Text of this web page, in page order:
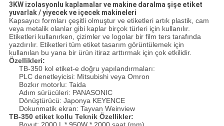
3KW izolasyonlu kaplamalar ve makine daralma şişe etiket
yuvarlak / yiyecek ve içecek makineleri
Kapsayıcı formları çeşitli olmuştur ve etiketleri artık plastik, cam
veya metalik olanlar gibi kaplar birçok türleri için kullanılır.
Etiketleri kullanırken, çizimler ve logolar bir film ters tarafında
yazdırılır. Etiketleri tüm etiket tasarım görüntülemek için
kullanılan bu yana bir ürün itiraz arttırmak için çok etkilidir.
Özellikleri:
TB-350 kol etiket-e doğru yapılandırmaları:
PLC denetleyicisi: Mitsubishi veya Omron
Bozkır motorlu: Taida
Adım sürücüleri: PANASONIC
Dönüştürücü: Japonya KEYENCE
Dokunmatik ekran: Tayvan Weinview
TB-350 etiket kollu Teknik Özellikler: